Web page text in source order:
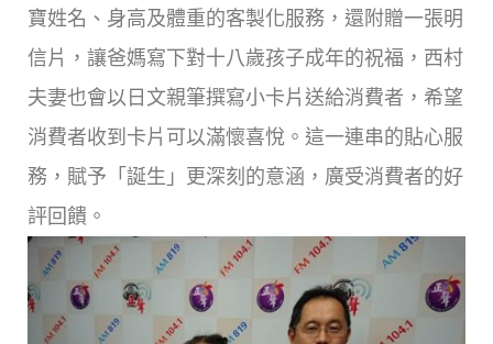
寶姓名、身高及體重的客製化服務，還附贈一張明
信片，讓爸媽寫下對十八歲孩子成年的祝福，西村
夫妻也會以日文親筆撰寫小卡片送給消費者，希望
消費者收到卡片可以滿懷喜悅。這一連串的貼心服
務，賦予「誕生」更深刻的意涵，廣受消費者的好
評回饋。